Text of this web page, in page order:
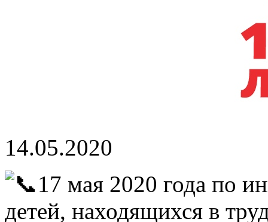
14.05.2020
17 мая 2020 года по
детей, находящихся в